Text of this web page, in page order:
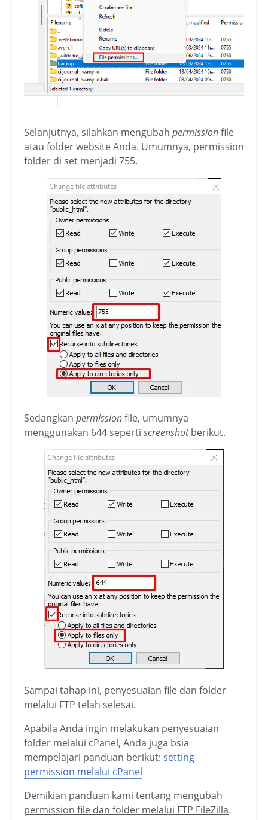
Selanjutnya, silahkan mengubah permissionfile
atau folder website Anda. Umumnya, permission
folder di set menjadi 755.
Sedangkan permissionfile, umumnya
menggunakan 644 seperti screenshotberikut.
Sampai tahap ini, penyesuaian file dan folder
melalui FTP telah selesai.
Apabila Anda ingin melakukan penyesuaian
folder melalui cPanel, Anda juga bsia
mempelajari panduan berikut: setting
permission melalui cPanel
Demikian panduan kami tentang mengubah
permission file dan folder melalui FTP FileZilla.